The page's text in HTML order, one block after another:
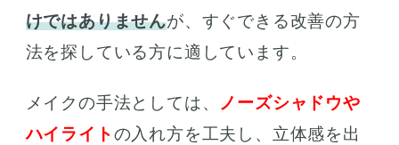
けではありませんが、すぐできる改善の方
法を探している方に適しています。
メイクの手法としては、 ノーズシャドウや
ハイライトの入れ方を工夫し、立体感を出